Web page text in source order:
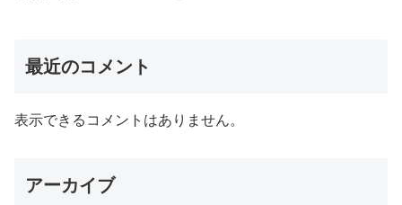
最近のコメント
表示できるコメントはありません。
アーカイブ